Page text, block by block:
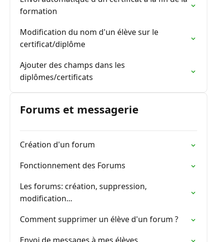
formation
Modification du nom d'un élève sur le
certificat/diplôme
Ajouter des champs dans les
diplômes/certificats
Forums et messagerie
Création d'un forum
Fonctionnement des Forums
Les forums: création, suppression,
modification...
Comment supprimer un élève d'un forum ?